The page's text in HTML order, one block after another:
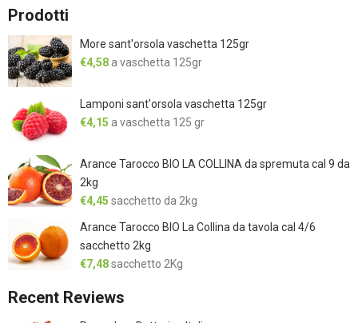
Prodotti
More sant'orsola vaschetta 125gr
€4,58 a vaschetta 125gr
Lamponi sant'orsola vaschetta 125gr
€4,15 a vaschetta 125 gr
Arance Tarocco BIO LA COLLINA da spremuta cal 9 da
2kg
€4,45 sacchetto da 2kg
Arance Tarocco BIO La Collina da tavola cal 4/6
sacchetto 2kg
€7,48sacchetto 2Kg
Recent Reviews